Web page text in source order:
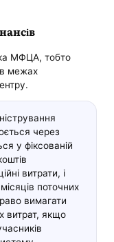
МФЦА, тобто
в межах
через
у фіксованій
витрати, і
поточних
вимагати
витрат, якщо